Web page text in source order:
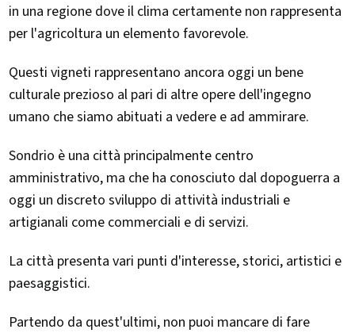
in una regione dove il clima certamente non rappresenta
per l'agricoltura un elemento favorevole.
Questi vigneti rappresentano ancora oggi un bene
culturale prezioso al pari di altre opere dell'ingegno
umano che siamo abituati a vedere e ad ammirare.
Sondrio è una città principalmente centro
amministrativo, ma che ha conosciuto dal dopoguerra a
oggi un discreto sviluppo di attività industriali e
artigianali come commerciali e di servizi.
La città presenta vari punti d'interesse, storici, artistici e
paesaggistici.
Partendo da quest'ultimi, non puoi mancare di fare